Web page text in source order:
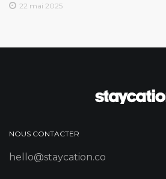
22 mai 2025
NOUS CONTACTER
hello@staycation.co